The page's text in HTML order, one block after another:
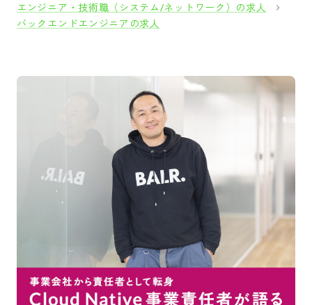
エンジニア・技術職（システム/ネットワーク）の求人
バックエンドエンジニアの求人